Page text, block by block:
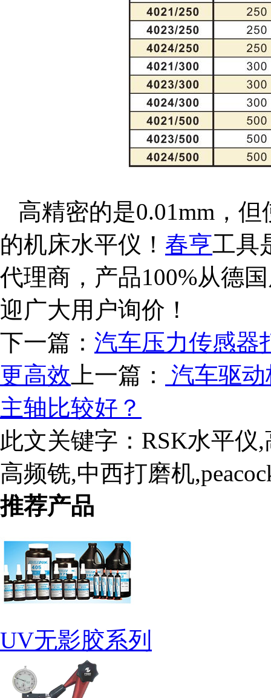
高精密的是0.01mm，但
的机床水平仪！ 春亨工具
代理商，产品100%从德
迎广大用户询价！
下一篇： 汽车压力传感器
更高效 上一篇：
汽车驱
主轴比较好？
此文关键字： RSK水平仪
高频铣,中西打磨机
推荐产品
UV无影胶系列